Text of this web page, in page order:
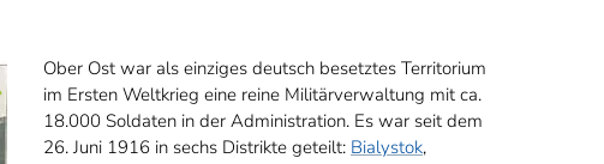
Ober Ost war als einziges deutsch besetztes Territorium
im Ersten Weltkrieg eine reine Militärverwaltung mit ca.
18.000 Soldaten in der Administration. Es war seit dem
26. Juni 1916 in sechs Distrikte geteilt: Bialystok,